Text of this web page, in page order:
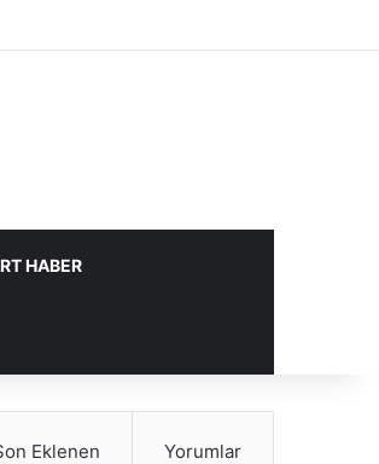
HABER
Eklenen Yorumlar